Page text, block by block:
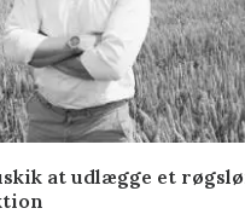
at udlægge et